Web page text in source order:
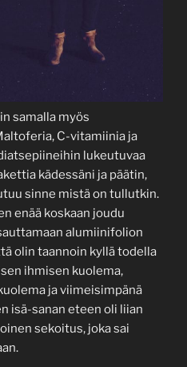
samalla myös
C-vitamiinia ja
lukeutuvaa
kädessäni ja päätin,
sinne mistä on tullutkin.
enää koskaan joudu
alumiinifolion
olin taannoin kyllä todella
ihmisen kuolema,
ja viimeisimpänä
isä-sanan eteen oli liian
sekoitus, joka sai